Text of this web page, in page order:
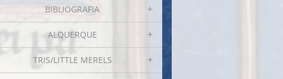
BIBLIOGRAFIA
ALQUERQUE
TRIS/LITTLE MERELS